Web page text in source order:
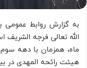
به‌ گزارش روابط
الله تعالی فرجه
ماه، همزمان با دهه
هیئت رائحه المهدی در